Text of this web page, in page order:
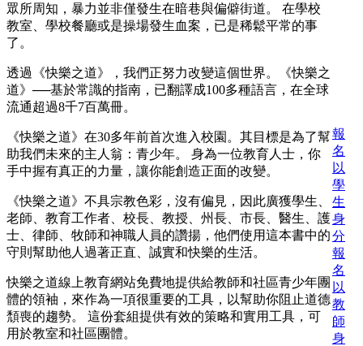
眾所周知，暴力並非僅發生在暗巷與偏僻街道。 在學校
教室、學校餐廳或是操場發生血案，已是稀鬆平常的事
了。
透過《快樂之道》，我們正努力改變這個世界。《快樂之
道》──基於常識的指南，已翻譯成100多種語言，在全球
流通超過8千7百萬冊。
《快樂之道》在30多年前首次進入校園。其目標是為了幫
助我們未來的主人翁：青少年。
身為一位教育人士，你
手中握有真正的力量，讓你能創造正面的改變。
《快樂之道》不具宗教色彩，沒有偏見，因此廣獲學生、
老師、教育工作者、校長、教授、州長、市長、醫生、護
士、律師、牧師和神職人員的讚揚，他們使用這本書中的
守則幫助他人過著正直、誠實和快樂的生活。
快樂之道線上教育網站免費地提供給教師和社區青少年團
體的領袖，來作為一項很重要的工具，以幫助你阻止道德
頹喪的趨勢。 這份套組提供有效的策略和實用工具，可
用於教室和社區團體。
報
名
以
學
生
身
分
報
名
以
教
師
身